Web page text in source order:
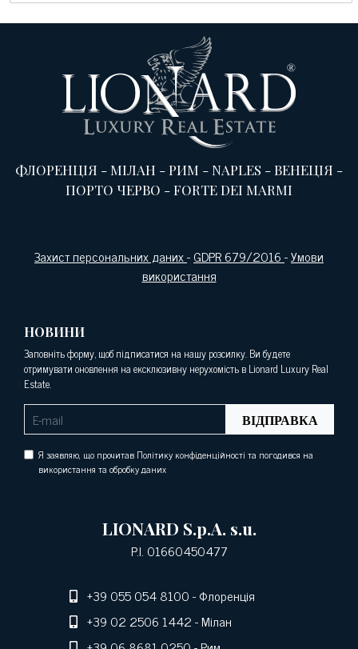
ФЛОРЕНЦІЯ -МІЛАН -РИМ -NAPLES -ВЕНЕЦІЯ -
ПОРТО ЧЕРВО -FORTE DEI MARMI
Захист персональних даних-GDPR 679/2016-Умови
використання
НОВИНИ
Заповніть форму, щоб підписатися на нашу розсилку. Ви будете
отримувати оновлення на ексклюзивну нерухомість в Lionard Luxury Real
Estate.
ВІДПРАВКА
Я заявляю, що прочитав Політику конфіденційності та погодився на
використання та обробку даних
LIONARD S.p.A. s.u.
P.I. 01660450477
+39 055 054 8100- Флоренція
+39 02 2506 1442- Мілан